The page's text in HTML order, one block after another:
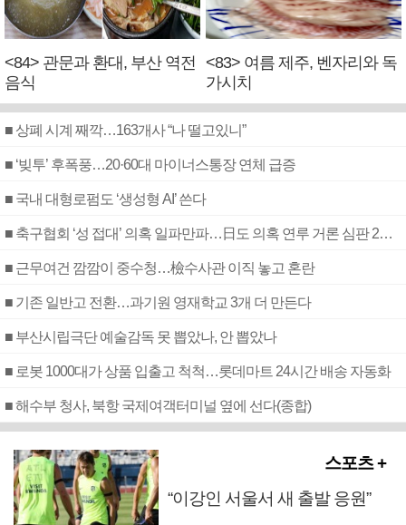
<84> 관문과 환대, 부산 역전
음식
<83> 여름 제주, 벤자리와 독
가시치
■ 상폐 시계 째깍…163개사 “나 떨고있니”
■ ‘빚투’ 후폭풍…20·60대 마이너스통장 연체 급증
■ 국내 대형로펌도 ‘생성형 AI’ 쓴다
■ 축구협회 ‘성 접대’ 의혹 일파만파…日도 의혹 연루 거론 심판 2명 조사
■ 근무여건 깜깜이 중수청…檢수사관 이직 놓고 혼란
■ 기존 일반고 전환…과기원 영재학교 3개 더 만든다
■ 부산시립극단 예술감독 못 뽑았나, 안 뽑았나
■ 로봇 1000대가 상품 입출고 척척…롯데마트 24시간 배송 자동화
■ 해수부 청사, 북항 국제여객터미널 옆에 선다(종합)
스포츠 +
“이강인 서울서 새 출발 응원”